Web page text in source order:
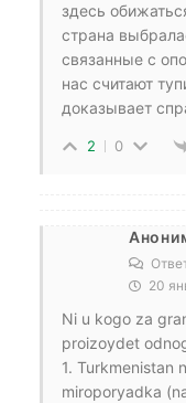
здесь
страна
связанные с
нас считают
доказывает
2 0
20
Ni u kogo za
proizoydet
1. Turkmenistan
miroporyadka